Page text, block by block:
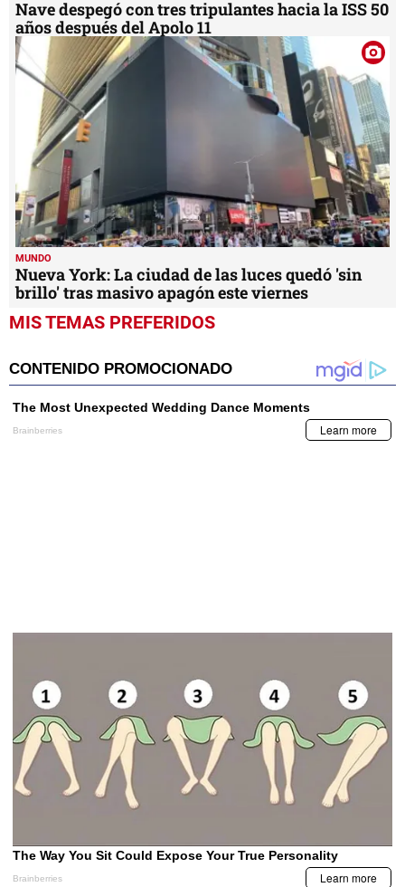
Nave despegó con tres tripulantes hacia la ISS 50
años después del Apolo 11
MUNDO
Nueva York: La ciudad de las luces quedó 'sin
brillo' tras masivo apagón este viernes
MIS TEMAS PREFERIDOS